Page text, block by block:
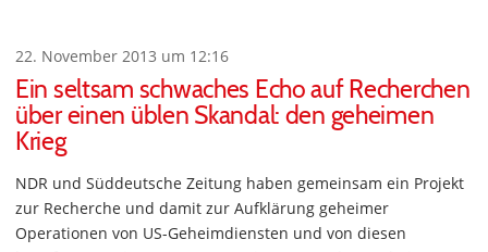
22. November 2013 um 12:16
Ein seltsam schwaches Echo auf Recherchen
über einen üblen Skandal: den geheimen
Krieg
NDR und Süddeutsche Zeitung haben gemeinsam ein Projekt
zur Recherche und damit zur Aufklärung geheimer
Operationen von US-Geheimdiensten und von diesen